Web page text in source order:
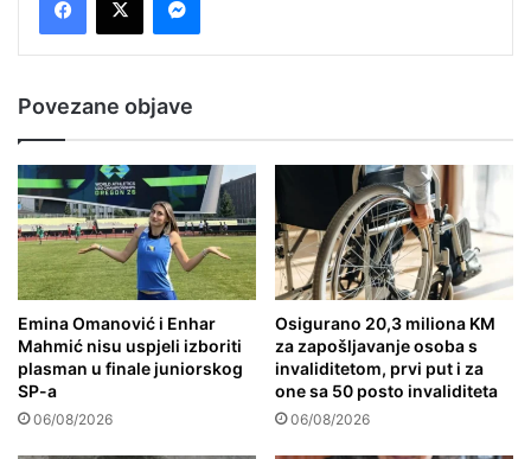
Povezane objave
Emina Omanović i Enhar
Mahmić nisu uspjeli izboriti
plasman u finale juniorskog
SP-a
06/08/2026
Osigurano 20,3 miliona KM
za zapošljavanje osoba s
invaliditetom, prvi put i za
one sa 50 posto invaliditeta
06/08/2026